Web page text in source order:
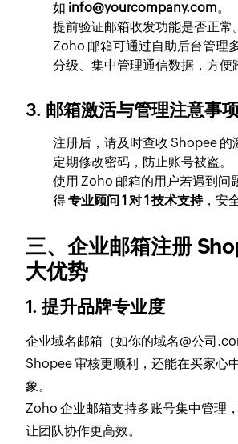
如 info@yourcompany.com。
提前验证邮箱收发功能是否正常。
Zoho 邮箱可通过自助后台管理
分级、集中管理通信数据，方便
3. 邮箱激活与管理注意事
注册后，请及时查收 Shopee 的
定期修改密码，防止账号被盗。
使用 Zoho 邮箱的用户若遇到问
得专业顾问 1 对 1 技术支持，安
三、企业邮箱注册
大优势
1. 提升品牌专业度
企业域名邮箱（如你的域名@公司
Shopee 审核更顺利，还能在买家心
象。
Zoho 企业邮箱支持多账号集中管理
让团队协作更高效。